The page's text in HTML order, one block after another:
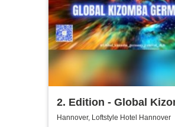
2. Edition - Global
Germany Festival
Hannover, Loftstyle Hotel Hannover